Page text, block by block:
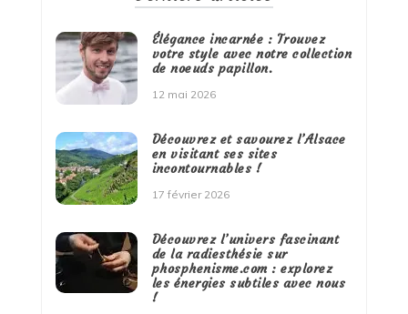
Élégance incarnée : Trouvez
votre style avec notre collection
de noeuds papillon.
12 mai 2026
Découvrez et savourez l’Alsace
en visitant ses sites
incontournables !
17 février 2026
Découvrez l’univers fascinant
de la radiesthésie sur
phosphenisme.com : explorez
les énergies subtiles avec nous
!